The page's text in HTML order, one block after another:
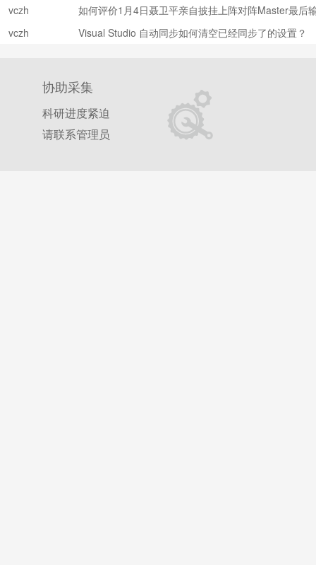
vczh
如何评价1月4日聂卫平亲自披挂上阵对阵Master最后
vczh Visual Studio 自动同步如何清空已经同步了的设置？
协助采集
科研进度紧迫
请联系管理员